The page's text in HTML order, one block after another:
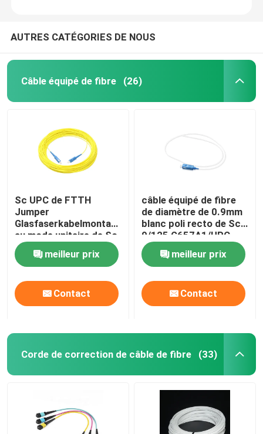
AUTRES CATÉGORIES DE NOUS
Câble équipé de fibre (26)
Sc UPC de FTTH
Jumper
Glasfaserkabelmontage
au mode unitaire de Sc
UPC
meilleur prix
Contact
câble équipé de fibre
de diamètre de 0.9mm
blanc poli recto de Sc
9/125 G657A1/UPC
meilleur prix
Contact
Corde de correction de câble de fibre (33)